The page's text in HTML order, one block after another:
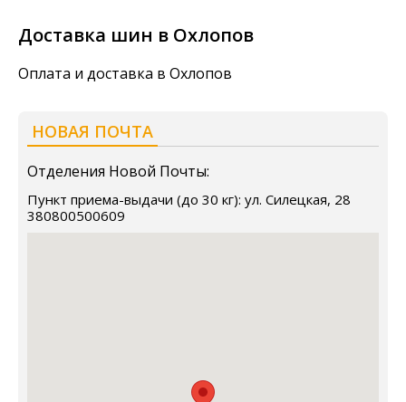
Доставка шин в Охлопов
Оплата и доставка в Охлопов
НОВАЯ ПОЧТА
Отделения Новой Почты:
Пункт приема-выдачи (до 30 кг): ул. Силецкая, 28
380800500609